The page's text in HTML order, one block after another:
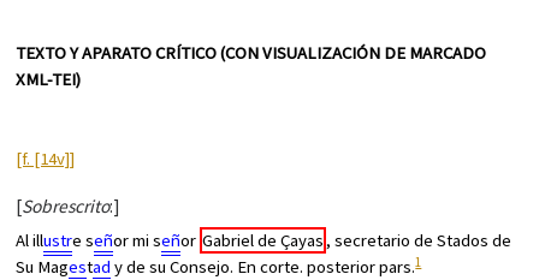
TEXTO Y APARATO CRÍTICO (CON VISUALIZACIÓN DE MARCADO
XML-TEI)
[f. [14v]]
[Sobrescrito:]
Al illustre señor mi señor Gabriel de Çayas, secretario de Stados de
Su Magestad y de su Consejo. En corte. posterior pars.1